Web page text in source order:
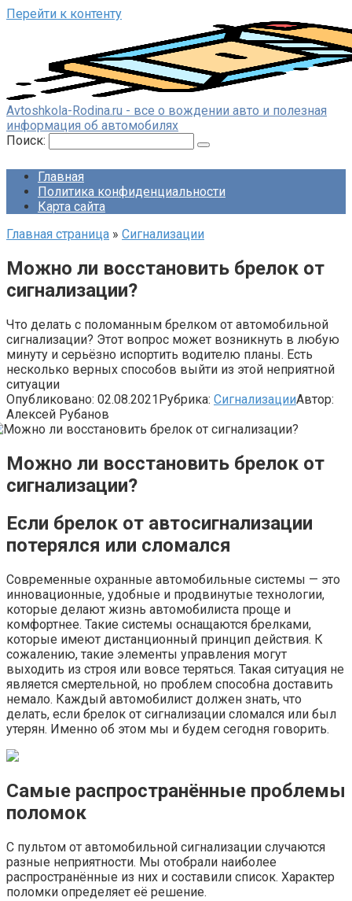
Перейти к контенту
Avtoshkola-Rodina.ru - все о вождении авто и полезная
информация об автомобилях
Поиск:
Главная
Политика конфиденциальности
Карта сайта
Главная страница » Сигнализации
Можно ли восстановить брелок от
сигнализации?
Что делать с поломанным брелком от автомобильной
сигнализации? Этот вопрос может возникнуть в любую
минуту и серьёзно испортить водителю планы. Есть
несколько верных способов выйти из этой неприятной
ситуации
Опубликовано: 02.08.2021Рубрика: СигнализацииАвтор:
Алексей Рубанов
Можно ли восстановить брелок от
сигнализации?
Если брелок от автосигнализации
потерялся или сломался
Современные охранные автомобильные системы — это
инновационные, удобные и продвинутые технологии,
которые делают жизнь автомобилиста проще и
комфортнее. Такие системы оснащаются брелками,
которые имеют дистанционный принцип действия. К
сожалению, такие элементы управления могут
выходить из строя или вовсе теряться. Такая ситуация не
является смертельной, но проблем способна доставить
немало. Каждый автомобилист должен знать, что
делать, если брелок от сигнализации сломался или был
утерян. Именно об этом мы и будем сегодня говорить.
Самые распространённые проблемы
поломок
С пультом от автомобильной сигнализации случаются
разные неприятности. Мы отобрали наиболее
распространённые из них и составили список. Характер
поломки определяет её решение.